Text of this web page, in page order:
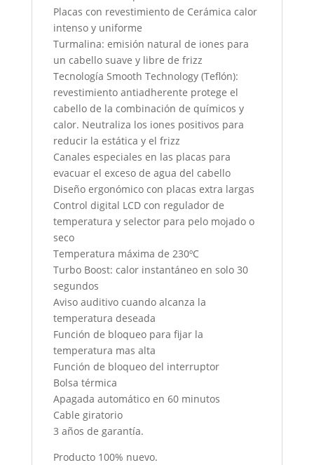
Placas con revestimiento de Cerámica calor
intenso y uniforme
Turmalina: emisión natural de iones para
un cabello suave y libre de frizz
Tecnología Smooth Technology (Teflón):
revestimiento antiadherente protege el
cabello de la combinación de químicos y
calor. Neutraliza los iones positivos para
reducir la estática y el frizz
Canales especiales en las placas para
evacuar el exceso de agua del cabello
Diseño ergonómico con placas extra largas
Control digital LCD con regulador de
temperatura y selector para pelo mojado o
seco
Temperatura máxima de 230ºC
Turbo Boost: calor instantáneo en solo 30
segundos
Aviso auditivo cuando alcanza la
temperatura deseada
Función de bloqueo para fijar la
temperatura mas alta
Función de bloqueo del interruptor
Bolsa térmica
Apagada automático en 60 minutos
Cable giratorio
3 años de garantía.
Producto 100% nuevo.